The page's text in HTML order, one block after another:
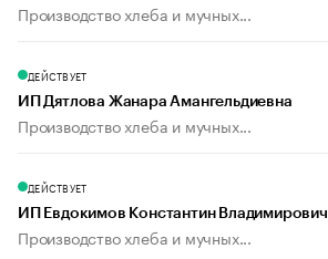
Производство хлеба и мучных...
ДЕЙСТВУЕТ
ИП Дятлова Жанара Амангельдиевна
Производство хлеба и мучных...
ДЕЙСТВУЕТ
ИП Евдокимов Константин Владимирович
Производство хлеба и мучных...